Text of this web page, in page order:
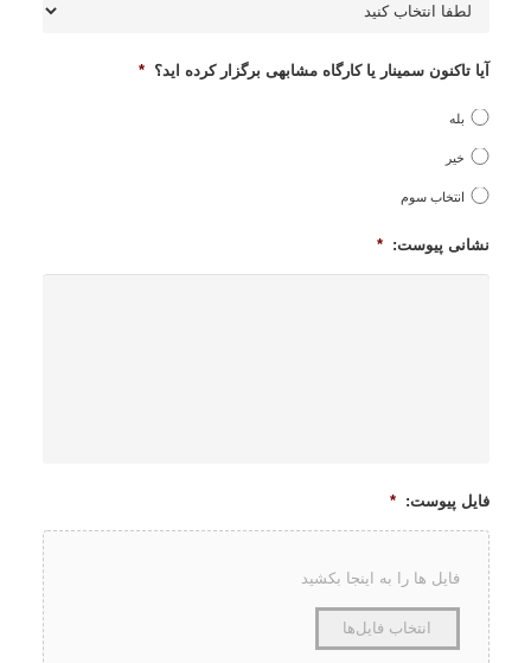
آیا تاکنون سمینار یا کارگاه مشابهی برگزار کرده اید؟ *
بله
خیر
انتخاب سوم
نشانی پیوست: *
فایل پیوست: *
فایل ها را به اینجا بکشید
انتخاب فایل‌ها